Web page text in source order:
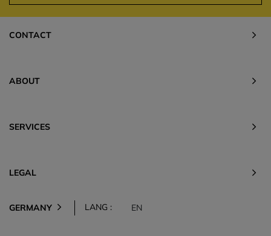
CONTACT
ABOUT
SERVICES
LEGAL
GERMANY LANG : EN